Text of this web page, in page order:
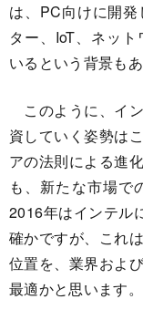
は、PC向けに開
ター、IoT、ネッ
いるという背景もあ
このように、イ
資していく姿勢は
アの法則による進
も、新たな市場で
2016年はインテル
確かですが、これ
位置を、業界およ
最適かと思います。